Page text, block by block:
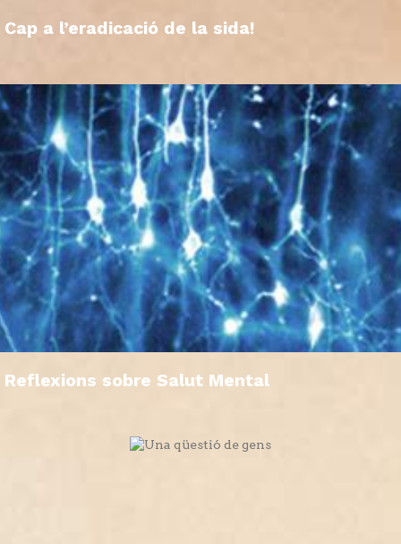
Cap a l’eradicació de la sida!
Reflexions sobre Salut Mental